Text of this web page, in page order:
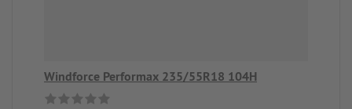
Windforce Performax 235/55R18 104H